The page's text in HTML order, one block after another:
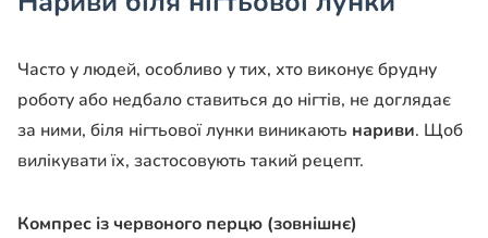
Часто у людей, особливо у тих, хто виконує брудну
роботу або недбало ставиться до нігтів, не доглядає
за ними, біля нігтьової лунки виникають нариви. Щоб
вилікувати їх, застосовують такий рецепт.
Компрес із червоного перцю (зовнішнє)